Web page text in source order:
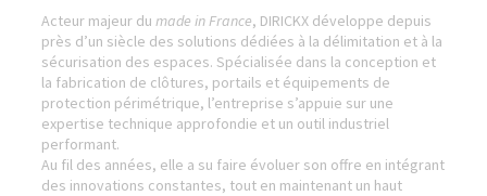
Acteur majeur dumade in France, DIRICKX développe depuis
près d’un siècle des solutions dédiées à la délimitation et à la
sécurisation des espaces. Spécialisée dans la conception et
la fabrication de clôtures, portails et équipements de
protection périmétrique, l’entreprise s’appuie sur une
expertise technique approfondie et un outil industriel
performant.
Au fil des années, elle a su faire évoluer son offre en intégrant
des innovations constantes, tout en maintenant un haut